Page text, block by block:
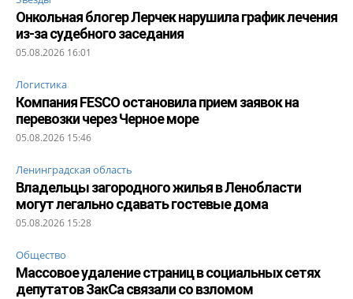
Онкольная блогер Лерчек нарушила график лечения
из-за судебного заседания
05.08.2026 16:01
Логистика
Компания FESCO остановила прием заявок на
перевозки через Черное море
05.08.2026 15:46
Ленинградская область
Владельцы загородного жилья в Ленобласти
могут легально сдавать гостевые дома
05.08.2026 15:28
Общество
Массовое удаление страниц в социальных сетях
депутатов ЗакСа связали со взломом